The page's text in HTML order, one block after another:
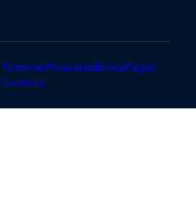
TérminosPrivacidadEnvíosPagos
Contacto